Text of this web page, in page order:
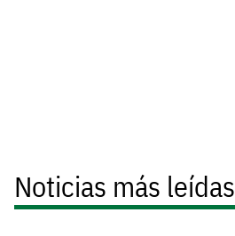
Noticias más leídas